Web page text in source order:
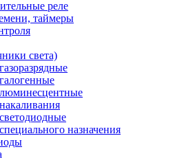
реле
таймеры
света)
назначения